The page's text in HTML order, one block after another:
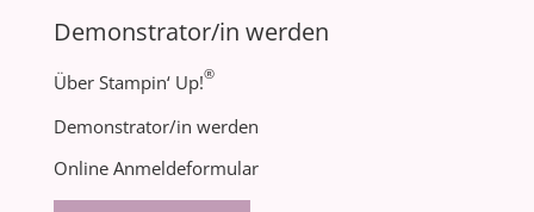
Demonstrator/in werden
Über Stampin‘ Up!®
Demonstrator/in werden
Online Anmeldeformular